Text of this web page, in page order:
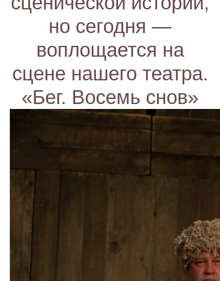
но сегодня —
воплощается на
сцене нашего театра.
«Бег. Восемь снов»